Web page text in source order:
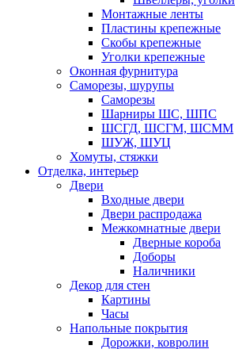
Монтажные ленты
Пластины крепежные
Скобы крепежные
Уголки крепежные
Оконная фурнитура
Саморезы, шурупы
Саморезы
Шарниры ШС, ШПС
ШСГД, ШСГМ, ШСММ
ШУЖ, ШУЦ
Хомуты, стяжки
Отделка, интерьер
Двери
Входные двери
Двери распродажа
Межкомнатные двери
Дверные короба
Доборы
Наличники
Декор для стен
Картины
Часы
Напольные покрытия
Дорожки, ковролин